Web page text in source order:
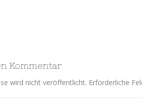
Kommentar
wird nicht veröffentlicht. Erforderliche